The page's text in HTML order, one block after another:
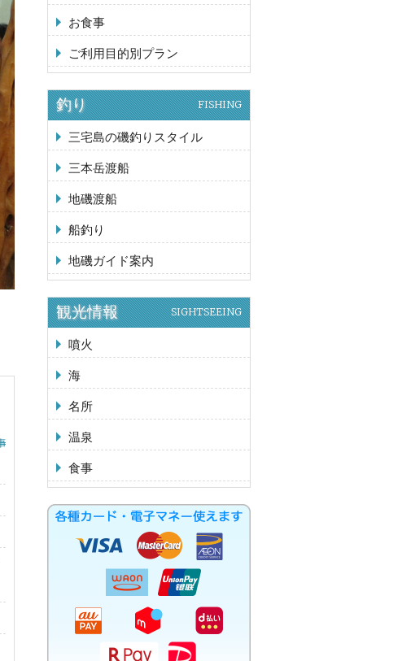
お食事
ご利用目的別プラン
釣り FISHING
三宅島の磯釣りスタイル
三本岳渡船
地磯渡船
船釣り
地磯ガイド案内
観光情報 SIGHTSEEING
噴火
海
名所
温泉
食事